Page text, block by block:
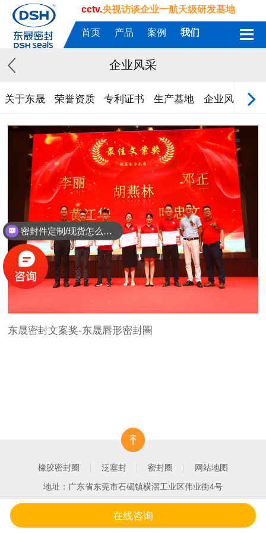
cctv.央视访谈企业一航天级研发基地
首页 产品 案例 我们
企业风采
关于东晟 荣誉资质 专利证书 生产基地 企业风采 质
东晟密封文案奖-东晟唇形密封圈
橡胶密封圈 泛塞封 密封圈 网站地图
地址：广东省东莞市石碣镇横滘工业区伟业街4号
产品中心 客户案例 关于我们
密封件定制/现货怎么报价，起订量多少？
定制密封件
在线咨询